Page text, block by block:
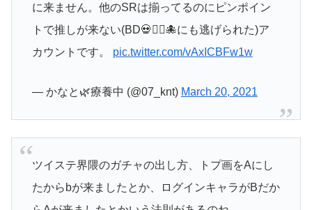
に来ません。他のSRは揃ってるのにピンポイン
トで推しが来ない(BD💀🧚‍♀️🐙にも逃げられた)ア
カウントです。 pic.twitter.com/vAxICBFw1w
— かなと🌿療養中 (@07_knt) March 20, 2021
ツイステ界隈のガチャの出し方、トプ画をAにし
たからbが来ましたとか、ログインキャラがBだか